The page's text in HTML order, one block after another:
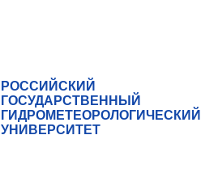
РОССИЙСКИЙ
ГОСУДАРСТВЕННЫЙ
ГИДРОМЕТЕОРОЛОГИЧЕСКИЙ
УНИВЕРСИТЕТ